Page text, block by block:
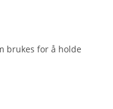
brukes for å holde